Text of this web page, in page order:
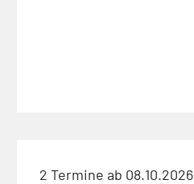
2 Termine ab 08.10.2026